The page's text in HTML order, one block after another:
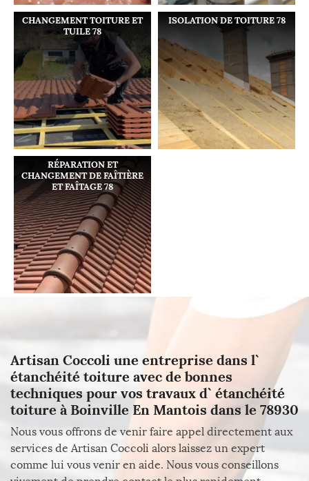
CHANGEMENT TOITURE ET
TUILE 78
ISOLATION DE TOITURE 78
RÉPARATION ET
CHANGEMENT DE FAÎTIÈRE
ET FAÎTAGE 78
Artisan Coccoli une entreprise dans l`
étanchéité toiture avec de bonnes
techniques pour vos travaux d` étanchéité
toiture à Boinville En Mantois dans le 78930
Nous vous offrons de venir faire appel directement aux
services de Artisan Coccoli alors laissez un expert
comme lui vous venir en aide. Nous vous conseillons